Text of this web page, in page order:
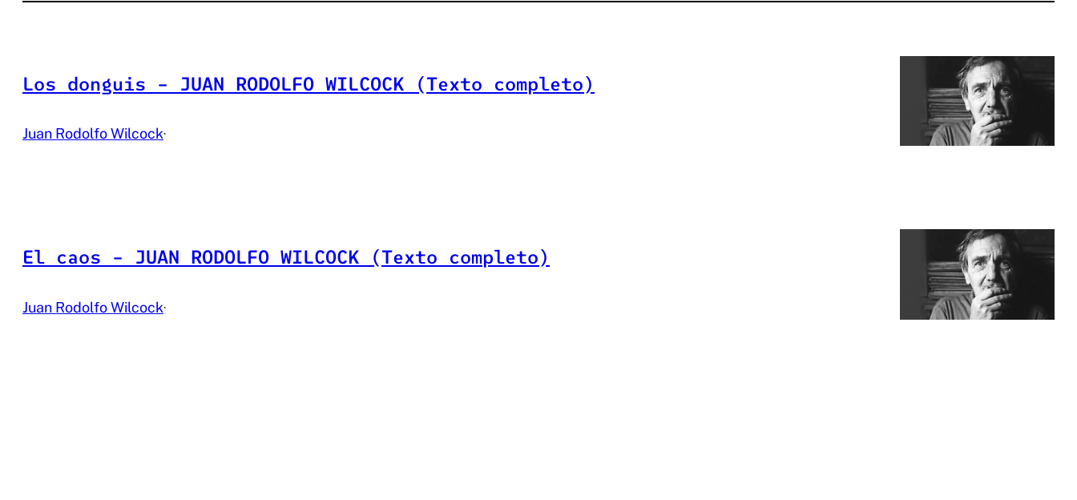
Los donguis – JUAN RODOLFO WILCOCK (Texto completo)
Juan Rodolfo Wilcock·
El caos – JUAN RODOLFO WILCOCK (Texto completo)
Juan Rodolfo Wilcock·